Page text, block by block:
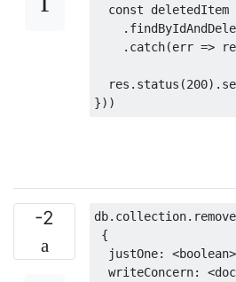
const deletedItem
.
. catch(err =>
  res
. status (200).
}))
-2 db. collection. remove
{
  justOne
: <boolean
  writeConcern
: <